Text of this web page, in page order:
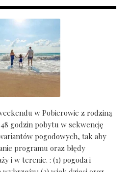
w Pobierowie z rodziną
godzin pobytu w sekwencję
pogodowych, tak aby
programu oraz błędy
i w terenie. : (1) pogoda i